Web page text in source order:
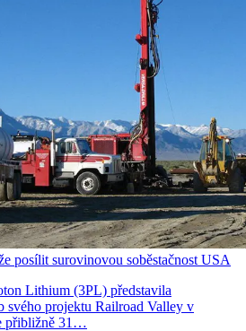
posílit surovinovou soběstačnost USA
Lithium (3PL) představila
svého projektu Railroad Valley v
přibližně 31…